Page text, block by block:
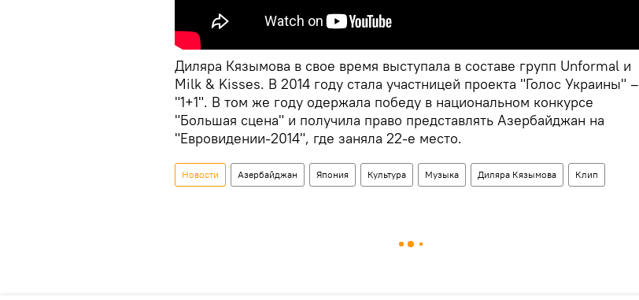
Диляра Кязымова в свое время выступала в составе групп Unformal и
Milk & Kisses. В 2014 году стала участницей проекта "Голос Украины" –
"1+1". В том же году одержала победу в национальном конкурсе
"Большая сцена" и получила право представлять Азербайджан на
"Евровидении-2014", где заняла 22-е место.
Новости Азербайджан Япония Культура Музыка Диляра Кязымова Клип